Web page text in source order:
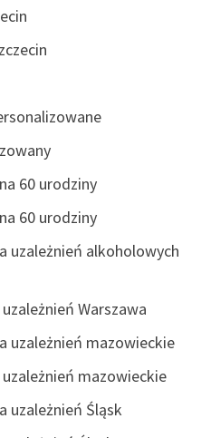
60 urodziny
60 urodziny
uzależnień alkoholowych
Warszawa
uzależnień mazowieckie
mazowieckie
uzależnień Śląsk